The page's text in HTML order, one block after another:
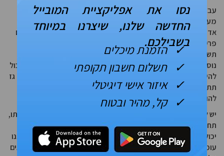
עבור לקוחות הבונים את ביתם או משפצים אותו, אנו יכולים לספק
מענה מקיף ה מתחיל בייעוץ לגבי תשתיות הגז בהתאם לתוכניות
אדריכליות ולצריכת צפויה. בדרך כלל צרכן הגז הגדול ביותר בבתים
פרטיים הוא הכיריים המיועדים לבישול. יחד עם זאת, יש לתכנן היטב
תשתיות גז ביתיות לא רק עבור הכיריים אלא עבור צרכנים אפשריים
נוספים. בין היתר יש לקחת בחשבון התקנה של מחמם מים על גז שיכול
להיות מחוברים גם אל הדוד הסולארי, יש להתחשב במערכות חימום גז
תת רצפתיות או הסקה שמעל הרצפה (למשל קמין על גז), אפשרות
להוספה של מנגל על גז במרפסת וכן הלאה.
יש להדגיש כי כמו בכל תחום של הקמת תשתיות או שיפוץ בית והקמתו,
תחום הגז מצריך בקיאות רבה והסמכה. רק אנשי מקצוע מיומנים
יכולים לתת מענה בטיחותי, יעיל, חסכוני ונכון לצריכת הגז הביתי
, ואנו
עומדים לרשותכם בכל עת על מנת להיות בקשר עם הגורמים האמונים
נסו את אפליקציית המובייל
החדשה שלנו, שיצרנו במיוחד
בשבילכם.
✓ הזמנת מיכלים
✓ תשלום חשבון תקופתי
✓ איזור אישי דיגיטלי
✓ קל, מהיר ובטוח